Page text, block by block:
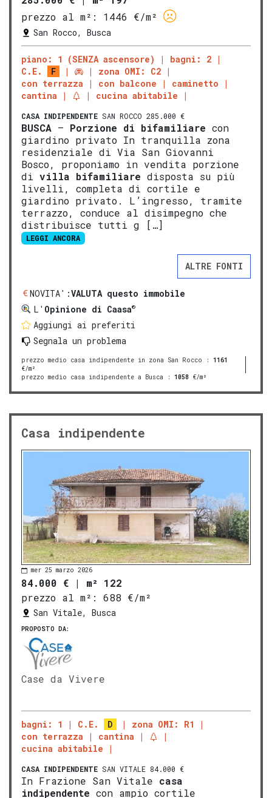
prezzo al m²:
1446 €/m²
San Rocco, Busca
piano: 1 (SENZA ascensore)
bagni: 2
C.E.
F
zona OMI: C2
con terrazza
con balcone
caminetto
cantina
cucina abitabile
CASA INDIPENDENTE SAN ROCCO 285.000 €
BUSCA – Porzione di bifamiliare con
giardino privato In tranquilla zona
residenziale di Via San Giovanni
Bosco, proponiamo in vendita porzione
di villa bifamiliare disposta su più
livelli, completa di cortile e
giardino privato. L’ingresso, tramite
terrazzo, conduce al disimpegno che
distribuisce tutti g […]
LEGGI ANCORA
ALTRE FONTI
NOVITA':VALUTA questo immobile
L' Opinione di Caasa®
Aggiungi ai preferiti
Segnala un problema
prezzo medio casa indipendente in zona San Rocco : 1161
€/m²
prezzo medio casa indipendente a Busca : 1058 €/m²
Casa indipendente
mer 25 marzo 2026
84.000 € | m² 122
prezzo al m²:
688 €/m²
San Vitale, Busca
PROPOSTO DA:
Case da Vivere
bagni: 1 C.E. D
zona OMI: R1
con terrazza
cantina
cucina abitabile
CASA INDIPENDENTE SAN VITALE 84.000 €
In Frazione San Vitale casa
indipendente con ampio cortile